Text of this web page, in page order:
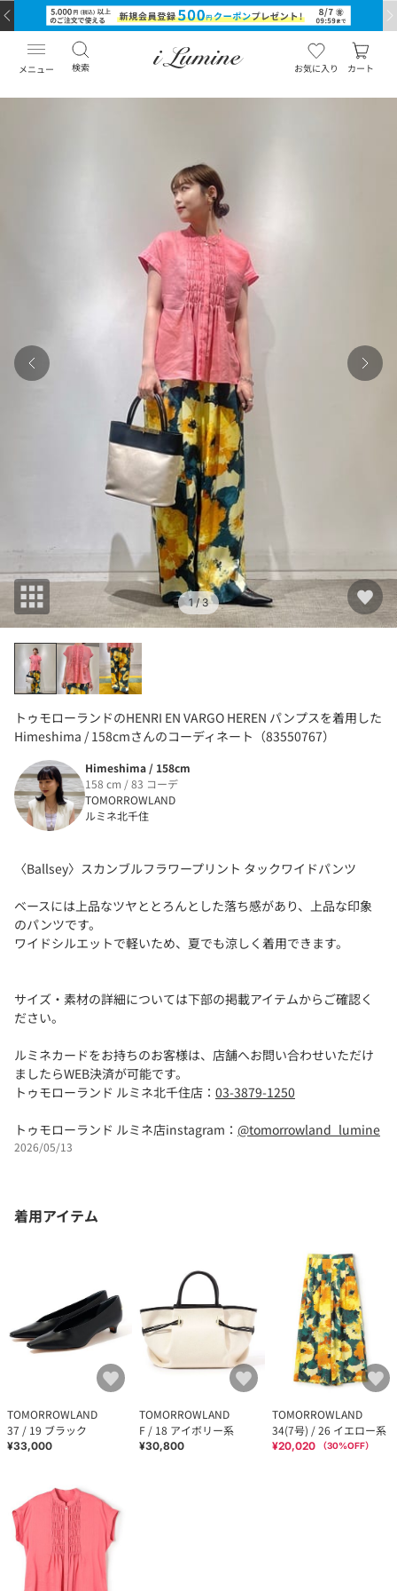
メニュー 検索 お気に入り カート
1/ 3
トゥモローランドのHENRI EN VARGO HEREN パンプスを着用した
Himeshima / 158cmさんのコーディネート（83550767）
Himeshima / 158cm
158 cm / 83 コーデ
TOMORROWLAND
ルミネ北千住
〈Ballsey〉スカンブルフラワープリント タックワイドパンツ
ベースには上品なツヤととろんとした落ち感があり、上品な印象
のパンツです。
ワイドシルエットで軽いため、夏でも涼しく着用できます。
サイズ・素材の詳細については下部の掲載アイテムからご確認く
ださい。
ルミネカードをお持ちのお客様は、店舗へお問い合わせいただけ
ましたらWEB決済が可能です。
トゥモローランド ルミネ北千住店： 03-3879-1250
トゥモローランド ルミネ店instagram： @tomorrowland_lumine
2026/05/13
着用アイテム
TOMORROWLAND
37 / 19 ブラック
¥33,000
TOMORROWLAND
F / 18 アイボリー系
¥30,800
TOMORROWLAND
34(7号) / 26 イエロー系
¥20,020 （30%OFF）